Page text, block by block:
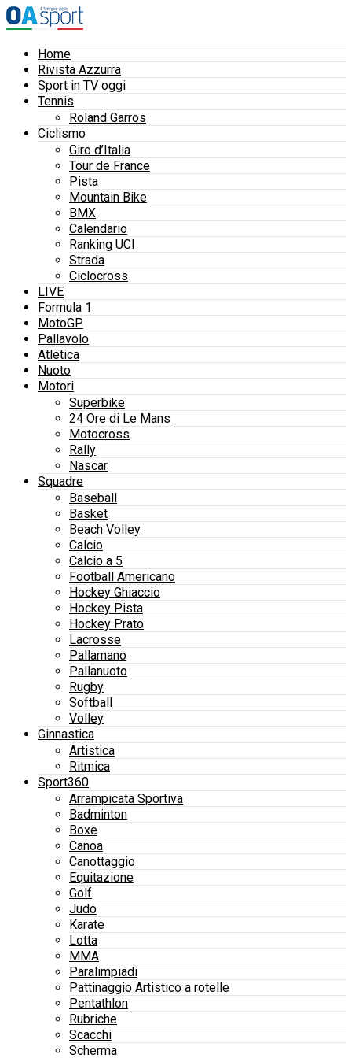
Home
Rivista Azzurra
Sport in TV oggi
Tennis
Roland Garros
Ciclismo
Giro d’Italia
Tour de France
Pista
Mountain Bike
BMX
Calendario
Ranking UCI
Strada
Ciclocross
LIVE
Formula 1
MotoGP
Pallavolo
Atletica
Nuoto
Motori
Superbike
24 Ore di Le Mans
Motocross
Rally
Nascar
Squadre
Baseball
Basket
Beach Volley
Calcio
Calcio a 5
Football Americano
Hockey Ghiaccio
Hockey Pista
Hockey Prato
Lacrosse
Pallamano
Pallanuoto
Rugby
Softball
Volley
Ginnastica
Artistica
Ritmica
Sport360
Arrampicata Sportiva
Badminton
Boxe
Canoa
Canottaggio
Equitazione
Golf
Judo
Karate
Lotta
MMA
Paralimpiadi
Pattinaggio Artistico a rotelle
Pentathlon
Rubriche
Scacchi
Scherma